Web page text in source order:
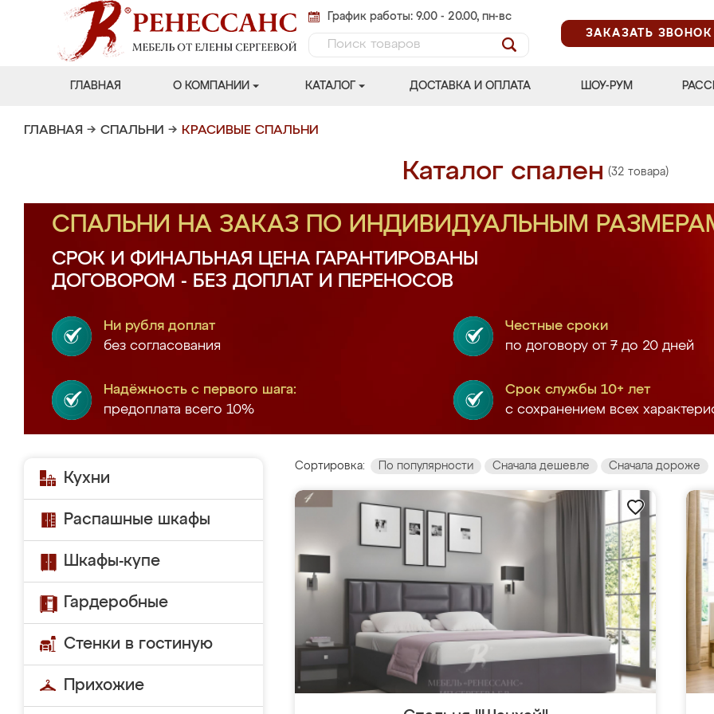
График работы: 9.00 - 20.00, пн-вс
ЗАКАЗАТЬ ЗВОНОК
ГЛАВНАЯ О КОМПАНИИ КАТАЛОГ ДОСТАВКА И ОПЛАТА ШОУ-РУМ
ГЛАВНАЯ → СПАЛЬНИ → КРАСИВЫЕ СПАЛЬНИ
Каталог спален (32 товара)
СПАЛЬНИ НА ЗАКАЗ ПО ИНДИВИДУАЛЬНЫМ
СРОК И ФИНАЛЬНАЯ ЦЕНА ГАРАНТИРОВАНЫ
ДОГОВОРОМ - БЕЗ ДОПЛАТ И ПЕРЕНОСОВ
Ни рубля доплат
без согласования
Честные сроки
по договору от 7 до 20 дней
Надёжность с первого шага:
предоплата всего 10%
Срок службы 10+ лет
с сохранением всех
Кухни
Распашные шкафы
Шкафы-купе
Гардеробные
Стенки в гостиную
Прихожие
Сортировка: По популярности Сначала дешевле Сначала дороже